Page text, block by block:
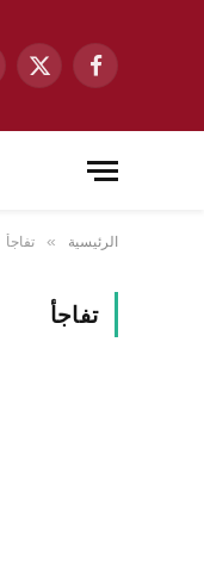
فيسبوكX
الرئيسية » تفاجأ
تفاجأ